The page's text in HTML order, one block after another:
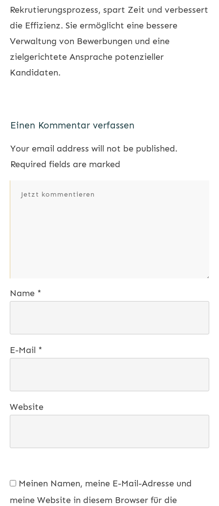
Rekrutierungsprozess, spart Zeit und verbessert
die Effizienz. Sie ermöglicht eine bessere
Verwaltung von Bewerbungen und eine
zielgerichtete Ansprache potenzieller
Kandidaten.
Einen Kommentar verfassen
Your email address will not be published.
Required fields are marked
Name *
E-Mail *
Website
Meinen Namen, meine E-Mail-Adresse und
meine Website in diesem Browser für die